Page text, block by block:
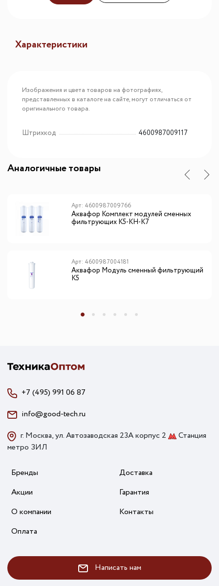
Характеристики
Изображения и цвета товаров на фотографиях,
представленных в каталоге на сайте, могут отличаться от
оригинального товара.
Штрихкод 4600987009117
Аналогичные товары
Арт: 4600987009766
Аквафор Комплект модулей сменных
фильтрующих К5-КН-К7
Арт: 4600987004181
Аквафор Модуль сменный фильтрующий
К5
+7 (495) 991 06 87
info@good-tech.ru
г. Москва, ул. Автозаводская 23А корпус 2
Станция
метро ЗИЛ
Бренды
Акции
О компании
Оплата
Доставка
Гарантия
Контакты
Написать нам